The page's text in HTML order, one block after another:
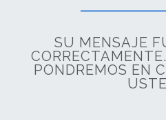
SU MENSAJE
PONDREMOS EN